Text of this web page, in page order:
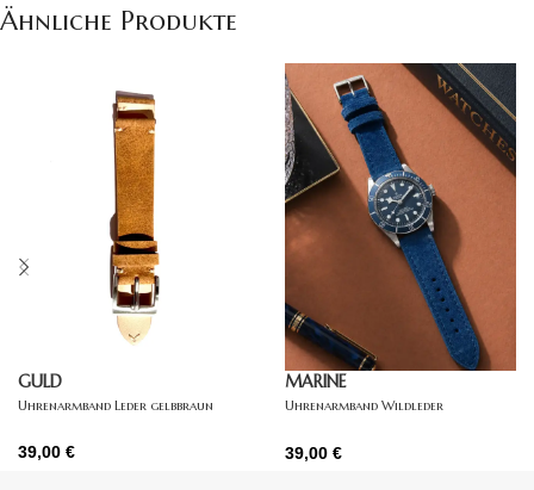
Ähnliche Produkte
GULD
Uhrenarmband Leder gelbbraun
39,00 €
MARINE
Uhrenarmband Wildleder
39,00 €